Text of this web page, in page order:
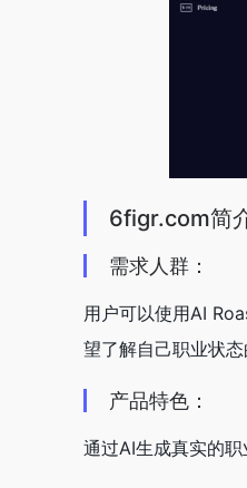
6figr.com简
需求人群：
用户可以使用AI
望了解自己职业状态
产品特色：
通过AI生成真实的职